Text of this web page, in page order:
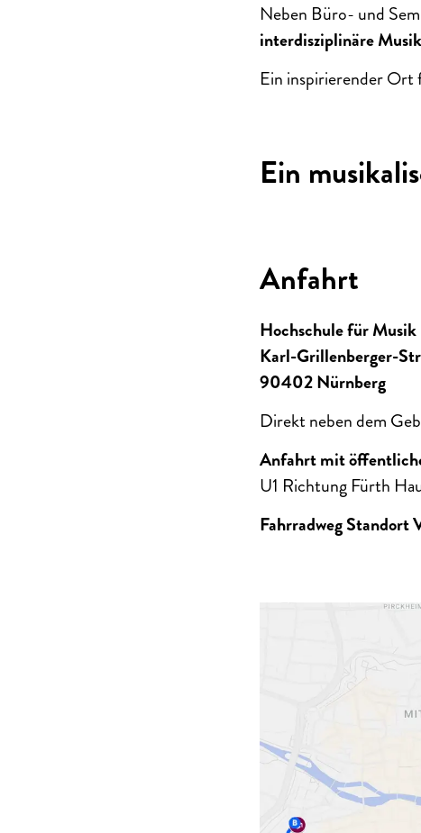
Neben Büro- und
interdisziplinäre
Ein inspirierender Ort
Ein
Anfahrt
Hochschule für
Karl-Grillenberger-
90402 Nürnberg
Direkt neben dem
Anfahrt mit
U1 Richtung Fürth
Fahrradweg Standort